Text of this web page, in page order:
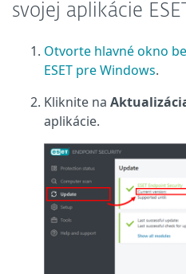
svojej aplikácie ESET
Otvorte hlavné okno
ESET pre Windows.
Kliknite na
aplikácie.